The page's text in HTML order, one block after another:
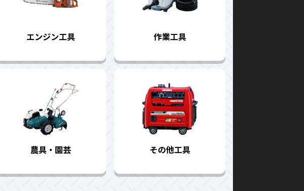
エンジン工具 作業工具
農具・園芸 その他工具